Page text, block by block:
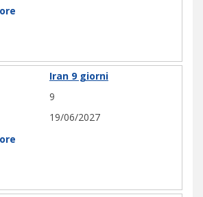
Iran 9 giorni
9
19/06/2027